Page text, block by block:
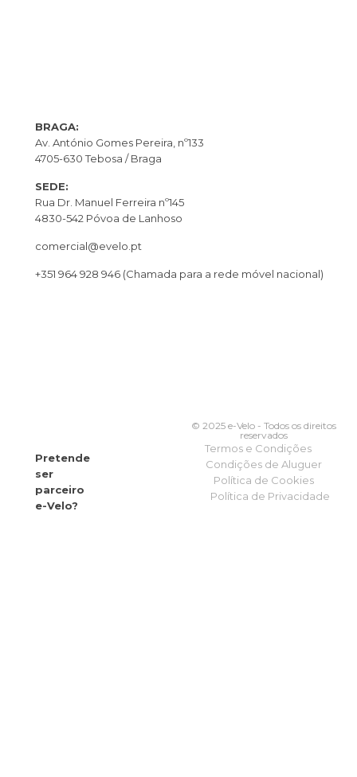
BRAGA:
Av. António Gomes Pereira, nº133
4705-630 Tebosa / Braga
SEDE:
Rua Dr. Manuel Ferreira nº145
4830-542 Póvoa de Lanhoso
comercial@evelo.pt
+351 964 928 946 (Chamada para a rede móvel nacional)
Pretende
ser
parceiro
e-Velo?
© 2025 e-Velo - Todos os direitos
reservados
Termos e Condições
Condições de Aluguer
Política de Cookies
Política de Privacidade